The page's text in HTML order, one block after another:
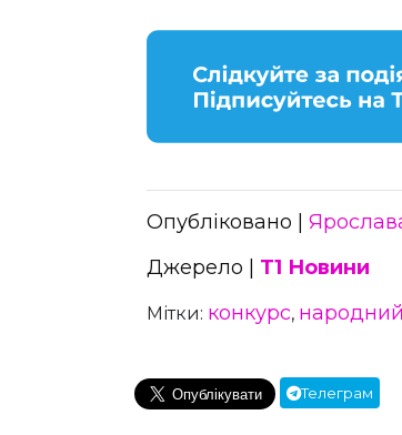
Опубліковано |
Джерело | Т1 Новини
Мітки: конкурс,
Телеграм